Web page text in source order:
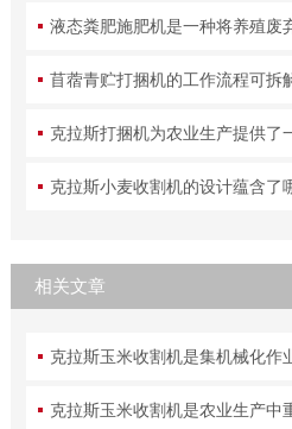
液态粪肥施肥机是一种将养殖废
苜蓿青贮打捆机的工作流程可拆
克拉斯打捆机为农业生产提供了
克拉斯小麦收割机的设计蕴含了
相关文章
克拉斯玉米收割机是集机械化作
克拉斯玉米收割机是农业生产中